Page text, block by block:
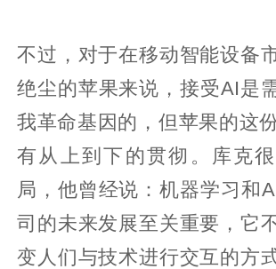
不过，对于在移动智能设备
绝尘的苹果来说，接受AI是
我革命基因的，但苹果的这
有从上到下的贯彻。库克
局，他曾经说：机器学习和
司的未来发展至关重要，它
变人们与技术进行交互的方